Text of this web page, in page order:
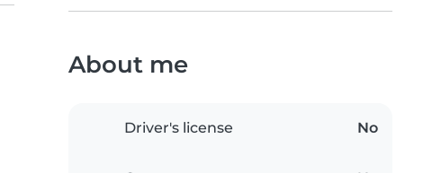
About me
Driver's license No